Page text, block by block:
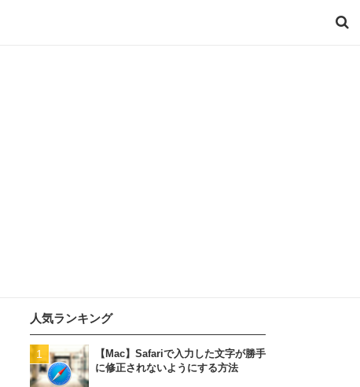
人気ランキング
【Mac】Safariで入力した文字が勝手
に修正されないようにする方法